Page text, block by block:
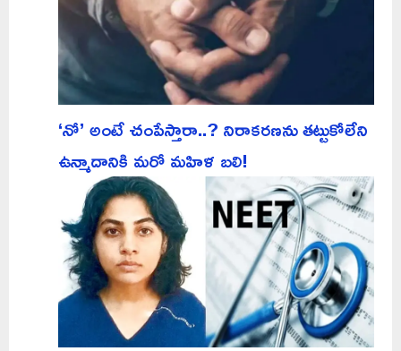
‘నో’ అంటే చంపేస్తారా..? నిరాకరణను తట్టుకోలేని
ఉన్మాదానికి మరో మహిళ బలి!